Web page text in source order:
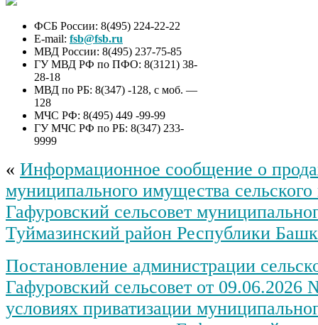
ФСБ России: 8(495) 224-22-22
E-mail: fsb@fsb.ru
МВД России: 8(495) 237-75-85
ГУ МВД РФ по ПФО: 8(3121) 38-
28-18
МВД по РБ: 8(347) -128, с моб. —
128
МЧС РФ: 8(495) 449 -99-99
ГУ МЧС РФ по РБ: 8(347) 233-
9999
« Информационное сообщение о
муниципального имущества сельского
Гафуровский сельсовет
Туймазинский район Республики
Постановление администрации
Гафуровский сельсовет от
условиях приватизации